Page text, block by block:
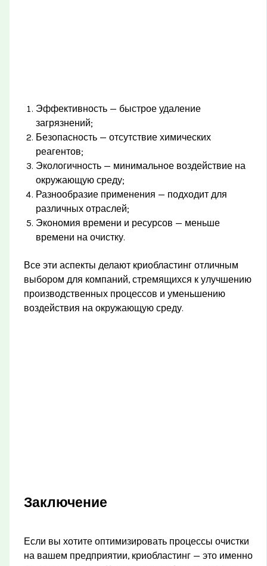
Эффективность — быстрое удаление
загрязнений;
Безопасность — отсутствие химических
реагентов;
Экологичность — минимальное воздействие на
окружающую среду;
Разнообразие применения — подходит для
различных отраслей;
Экономия времени и ресурсов — меньше
времени на очистку.
Все эти аспекты делают криобластинг отличным
выбором для компаний, стремящихся к улучшению
производственных процессов и уменьшению
воздействия на окружающую среду.
Заключение
Если вы хотите оптимизировать процессы очистки
на вашем предприятии, криобластинг — это именно